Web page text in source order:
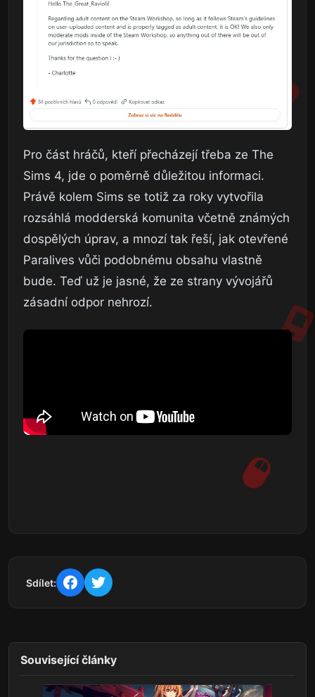
Pro část hráčů, kteří přecházejí třeba ze The
Sims 4, jde o poměrně důležitou informaci.
Právě kolem Sims se totiž za roky vytvořila
rozsáhlá modderská komunita včetně známých
dospělých úprav, a mnozí tak řeší, jak otevřené
Paralives vůči podobnému obsahu vlastně
bude. Teď už je jasné, že ze strany vývojářů
zásadní odpor nehrozí.
Sdílet:
Související články